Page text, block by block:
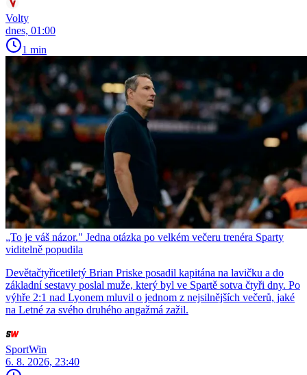
Volty
dnes, 01:00
1 min
„To je váš názor." Jedna otázka po velkém večeru trenéra Sparty
viditelně popudila
Devětačtyřicetiletý Brian Priske posadil kapitána na lavičku a do
základní sestavy poslal muže, který byl ve Spartě sotva čtyři dny. Po
výhře 2:1 nad Lyonem mluvil o jednom z nejsilnějších večerů, jaké
na Letné za svého druhého angažmá zažil.
SportWin
6. 8. 2026, 23:40